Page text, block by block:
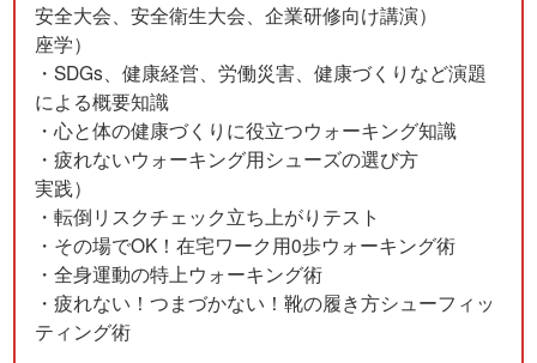
安全大会、安全衛生大会、企業研修向け講演）
座学）
・SDGs、健康経営、労働災害、健康づくりなど演題
による概要知識
・心と体の健康づくりに役立つウォーキング知識
・疲れないウォーキング用シューズの選び方
実践）
・転倒リスクチェック立ち上がりテスト
・その場でOK！在宅ワーク用0歩ウォーキング術
・全身運動の特上ウォーキング術
・疲れない！つまづかない！靴の履き方シューフィッ
ティング術